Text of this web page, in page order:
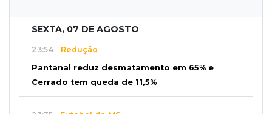
SEXTA, 07 DE AGOSTO
23:54 Redução
Pantanal reduz desmatamento em 65% e
Cerrado tem queda de 11,5%